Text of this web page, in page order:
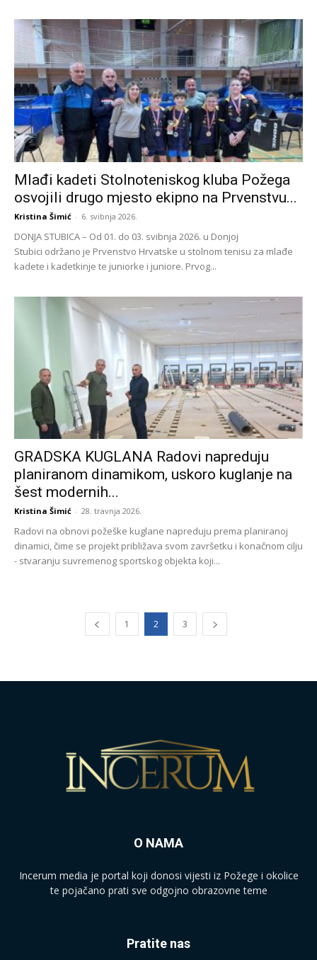
Mlađi kadeti Stolnoteniskog kluba Požega
osvojili drugo mjesto ekipno na Prvenstvu...
Kristina Šimić - 6. svibnja 2026.
DONJA STUBICA – Od 01. do 03. svibnja 2026. u Donjoj
Stubici održano je Prvenstvo Hrvatske u stolnom tenisu za mlađe
kadete i kadetkinje te juniorke i juniore. Prvog...
GRADSKA KUGLANA Radovi napreduju
planiranom dinamikom, uskoro kuglanje na
šest modernih...
Kristina Šimić - 28. travnja 2026.
Radovi na obnovi požeške kuglane napreduju prema planiranoj
dinamici, čime se projekt približava svom završetku i konačnom cilju
- stvaranju suvremenog sportskog objekta koji...
1 2 3
O NAMA
Incerum media je portal koji donosi vijesti iz Požege i okolice
te pojačano prati sve odgojno obrazovne teme
Pratite nas